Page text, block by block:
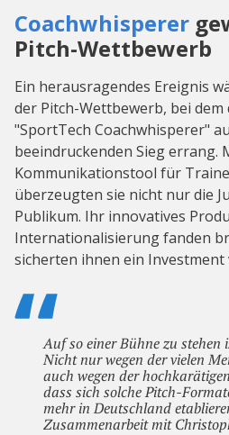
Coachwhisperer
Pitch-Wettbewerb
Ein herausragendes Ereignis
der Pitch-Wettbewerb, bei
"SportTech Coachwhisperer"
beeindruckenden Sieg errang.
Kommunikationstool für
überzeugten sie nicht nur die
Publikum. Ihr innovatives
Internationalisierung fanden
sicherten ihnen ein Investment
Auf so einer Bühne zu stehen
Nicht nur wegen der vielen
auch wegen der
dass sich solche Pitch-
mehr in Deutschland
Zusammenarbeit mit